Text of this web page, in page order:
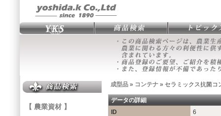
【 農業資材 】
成型品 » コンテナ » セラミックス抗菌コ
データの詳細
ID
6